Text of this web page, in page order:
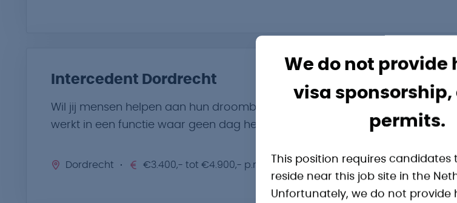
We do not provide
visa sponsorship,
permits.
This position requires candidates
reside near this job site in the
Unfortunately, we do not provide
Intercedent Dordrecht
Wil jij mensen helpen aan hun droombaan én bedrijven aan top
werkt in een functie waar geen dag hetzelfde is?
Dordrecht €3.400,- tot €4.900,- p.m.